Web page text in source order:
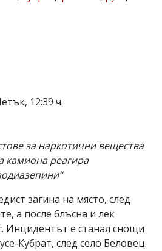
12:39 ч.
за наркотични вещества
камиона реагира
загина на място, след
а после блъсна и лек
Инцидентът е станал снощи
Кубрат, след село Беловец.